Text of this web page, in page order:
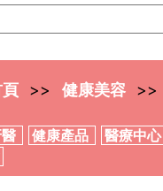
健康美容
健康產品 醫療中心